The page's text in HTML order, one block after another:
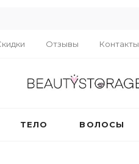
Отзывы Контакты
ТЕЛО ВОЛОСЫ